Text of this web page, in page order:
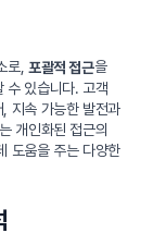
로, 포괄적 접근을
수 있습니다. 고객
지속 가능한 발전과
개인화된 접근의
도움을 주는 다양한